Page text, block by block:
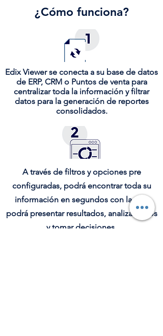
¿Cómo funciona?
Edix Viewer se conecta a su base de datos
de ERP, CRM o Puntos de venta para
centralizar toda la información y filtrar
datos para la generación de reportes
consolidados.
A través de filtros y opciones pre
configuradas, podrá encontrar toda su
información en segundos con la que
podrá presentar resultados, analizar datos
y tomar decisiones.